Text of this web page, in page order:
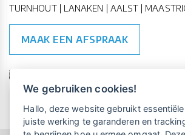
TURNHOUT | LANAKEN | AALST |
MAAK EEN AFSPRAAK
🇪🇺 🇧🇪
We gebruiken cookies!
Hallo, deze website gebruikt
juiste werking te garanderen en
een persoonlijke demo.